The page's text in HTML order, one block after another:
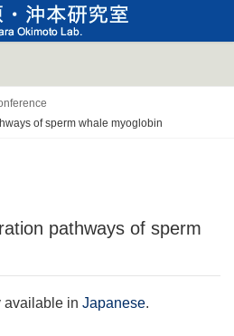
of sperm whale myoglobin
available in Japanese.